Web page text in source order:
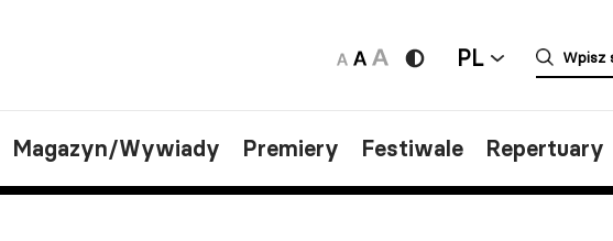
PL
Magazyn/Wywiady Premiery Festiwale Repertuary